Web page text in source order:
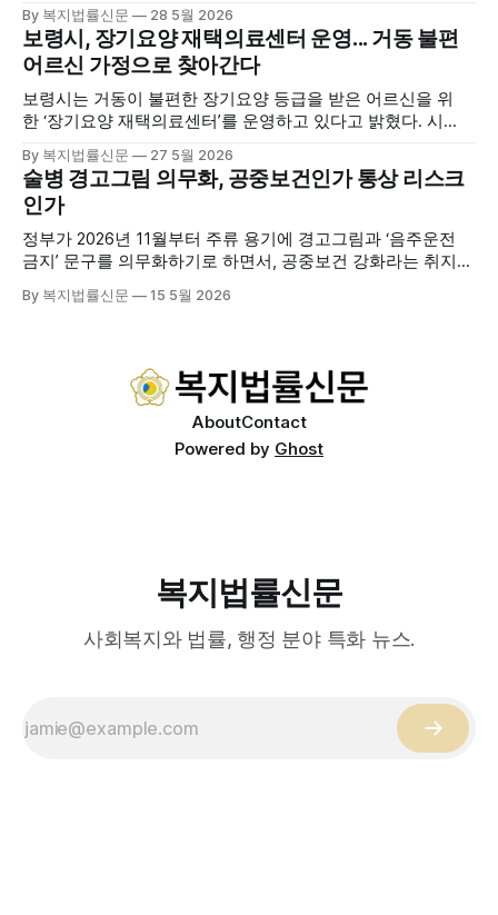
행사에는 서산시 관내 주·야간보호기관 관계자와 종사자, 유관
기관 내빈 등 약 100여명이 참석했으며, 서산시청 관계자, 서
산시노인복지시설협회, 서산시재가복지협회, 서산시사회복지
사협회 등 지역 노인복지 관련 기관 관계자들이 함께해 협회
출범을 축하했다. 서산시노인주야간보호협회는 서산시 소재
By 복지법률신문 28 5월 2026
보령시, 장기요양 재택의료센터 운영... 거동 불편
어르신 가정으로 찾아간다
보령시는 거동이 불편한 장기요양 등급을 받은 어르신을 위
한 ‘장기요양 재택의료센터’를 운영하고 있다고 밝혔다. 시
고 본격적인 서비스 제공에 나서고 있다. 재택의료센터
는 (한)의사가 거동 불편으로 의료기관 이용이 어렵다고 판단
한 장기요양 등급자를 대상으로, (한)의사·간호사·사회복지사
로 구성된 다학제 팀이 직접 가정을 방문해 건강관리서비스
를 제공하는
By 복지법률신문 27 5월 2026
술병 경고그림 의무화, 공중보건인가 통상 리스크
인가
정부가 2026년 11월부터 주류 용기에 경고그림과 ‘음주운전
금지’ 문구를 의무화하기로 하면서, 공중보건 강화라는 취지와
도는 국제 통상 규범, 영세업체 부담, 소비자 선택권 등 다양한
By 복지법률신문 15 5월 2026
AboutContact
Powered by Ghost
복지법률신문
사회복지와 법률, 행정 분야 특화 뉴스.